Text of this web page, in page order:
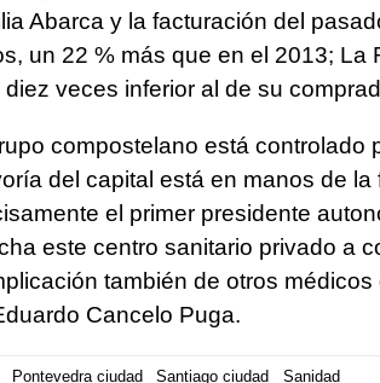
Abarca y la facturación del
un 22 % más que en el 2013;
diez veces inferior al de su
compostelano está controlado
del capital está en manos de
el primer presidente
este centro sanitario privado a
también de otros
Cancelo Puga.
Pontevedra ciudad Santiago ciudad Sanidad